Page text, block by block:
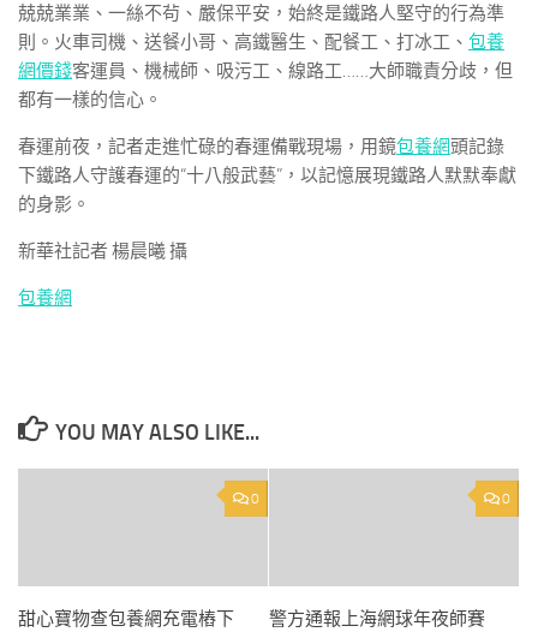
兢兢業業、一絲不茍、嚴保平安，始終是鐵路人堅守的行為準
則。火車司機、送餐小哥、高鐵醫生、配餐工、打冰工、 包養
網價錢客運員、機械師、吸污工、線路工……大師職責分歧，但
都有一樣的信心。
春運前夜，記者走進忙碌的春運備戰現場，用鏡包養網頭記錄
下鐵路人守護春運的“十八般武藝”，以記憶展現鐵路人默默奉獻
的身影。
新華社記者 楊晨曦 攝
包養網
YOU MAY ALSO LIKE...
0
甜心寶物查包養網充電樁下
0
警方通報上海網球年夜師賽